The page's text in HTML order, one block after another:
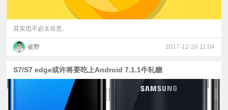
讯
评
其实也不必太在意。
崔野 2017-12-26 11:04
S7/S7 edge或许将要吃上Android 7.1.1牛轧糖